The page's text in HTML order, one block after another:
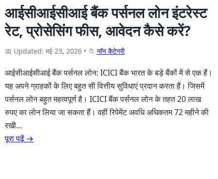
आईसीआईसीआई बैंक पर्सनल लोन इंटरेस्ट
रेट, प्रोसेसिंग फीस, आवेदन कैसे करें?
📅 Updated: मई 23, 2026 • 📁 नाॅन कैटेगरी
आईसीआईसीआई बैंक पर्सनल लोन: ICICI बैंक भारत के बड़े बैंकों में से एक हैं।
यह अपने ग्राहकों के लिए बहुत सी वित्तीय सुविधाएं प्रदान करता हैं। जिसमें
पर्सनल लोन बहुत महत्वपूर्ण है। ICICI बैंक पर्सनल लोन के तहत 20 लाख
रुपए का लोन लिया जा सकता हैं। वहीं रिपेमेंट अवधि अधिकतम 72 महीने की
रखी…
पूरा पढ़ें →